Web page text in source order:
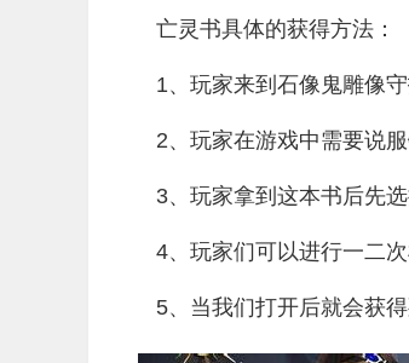
亡灵书具体的获得方法：
1、玩家来到 石像鬼雕像
2、玩家在游戏中需要说
3、玩家拿到这本书后先
4、玩家们可以进行一二
5、当我们打开后就会获